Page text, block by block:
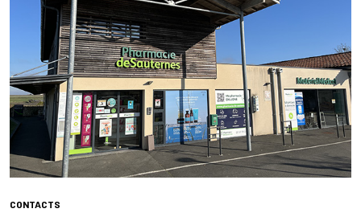
CONTACTS